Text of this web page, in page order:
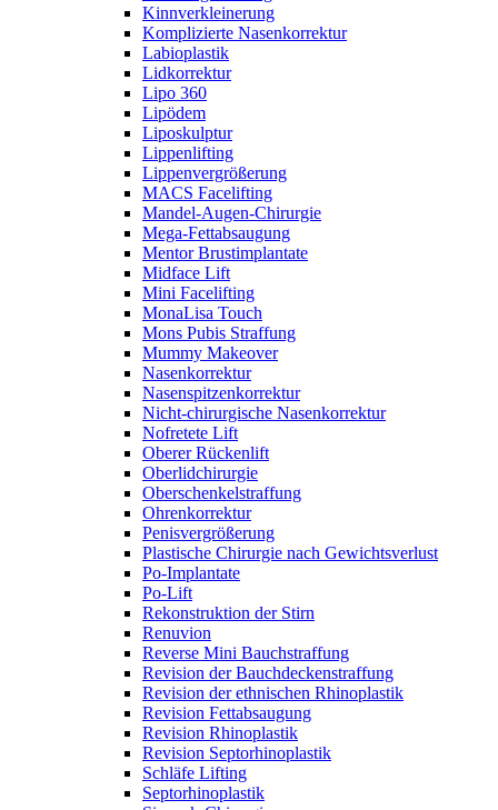
Kinnverkleinerung
Komplizierte Nasenkorrektur
Labioplastik
Lidkorrektur
Lipo 360
Lipödem
Liposkulptur
Lippenlifting
Lippenvergrößerung
MACS Facelifting
Mandel-Augen-Chirurgie
Mega-Fettabsaugung
Mentor Brustimplantate
Midface Lift
Mini Facelifting
MonaLisa Touch
Mons Pubis Straffung
Mummy Makeover
Nasenkorrektur
Nasenspitzenkorrektur
Nicht-chirurgische Nasenkorrektur
Nofretete Lift
Oberer Rückenlift
Oberlidchirurgie
Oberschenkelstraffung
Ohrenkorrektur
Penisvergrößerung
Plastische Chirurgie nach Gewichtsverlust
Po-Implantate
Po-Lift
Rekonstruktion der Stirn
Renuvion
Reverse Mini Bauchstraffung
Revision der Bauchdeckenstraffung
Revision der ethnischen Rhinoplastik
Revision Fettabsaugung
Revision Rhinoplastik
Revision Septorhinoplastik
Schläfe Lifting
Septorhinoplastik